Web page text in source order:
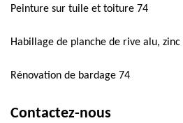
Peinture sur tuile et toiture 74
Habillage de planche de rive alu,
Rénovation de bardage 74
Contactez-nous